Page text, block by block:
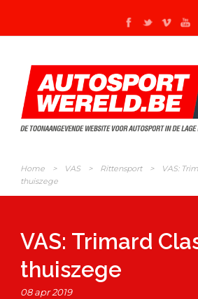
Home > VAS > Rittensport >
VAS:
thuiszege
VAS: Trimard
thuiszege
08 apr 2019